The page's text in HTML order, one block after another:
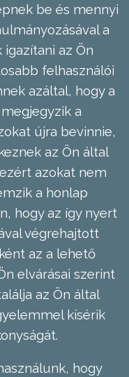
be és mennyi
a
az Ön
felhasználói
azáltal, hogy a
a
újra bevinnie,
az Ön által
azokat nem
a honlap
hogy az így nyert
végrehajtott
az a lehető
elvárásai szerint
az Ön által
kísérik
hogy